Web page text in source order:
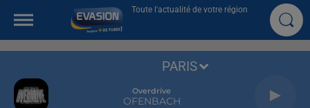
Toute l'actualité de votre région
Overdrive
OFENBACH
PARIS